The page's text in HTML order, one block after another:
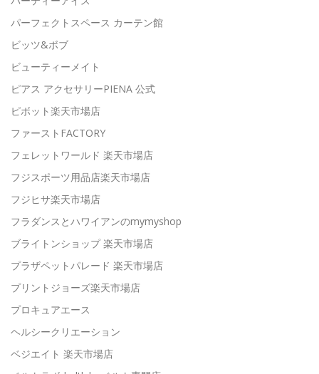
パーフェクトスペース カーテン館
ビッツ&ボブ
ビューティーメイト
ピアス アクセサリーPIENA 公式
ピボット楽天市場店
ファーストFACTORY
フェレットワールド 楽天市場店
フジスポーツ用品店楽天市場店
フジヒサ楽天市場店
フラダンスとハワイアンのmymyshop
ブライトンショップ 楽天市場店
プラザペットパレード 楽天市場店
プリントジョーズ楽天市場店
プロキュアエース
ヘルシークリエーション
ベジエイト 楽天市場店